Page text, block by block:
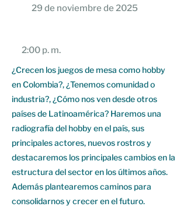
29 de noviembre de 2025
2:00 p. m.
¿Crecen los juegos de mesa como hobby
en Colombia?, ¿Tenemos comunidad o
industria?, ¿Cómo nos ven desde otros
países de Latinoamérica? Haremos una
radiografía del hobby en el país, sus
principales actores, nuevos rostros y
destacaremos los principales cambios en la
estructura del sector en los últimos años.
Además plantearemos caminos para
consolidarnos y crecer en el futuro.